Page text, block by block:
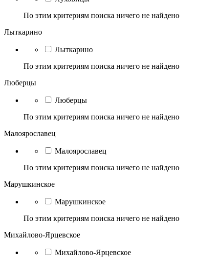
По этим критериям поиска ничего не найдено
Лыткарино
Лыткарино
По этим критериям поиска ничего не найдено
Люберцы
Люберцы
По этим критериям поиска ничего не найдено
Малоярославец
Малоярославец
По этим критериям поиска ничего не найдено
Марушкинское
Марушкинское
По этим критериям поиска ничего не найдено
Михайлово-Ярцевское
Михайлово-Ярцевское